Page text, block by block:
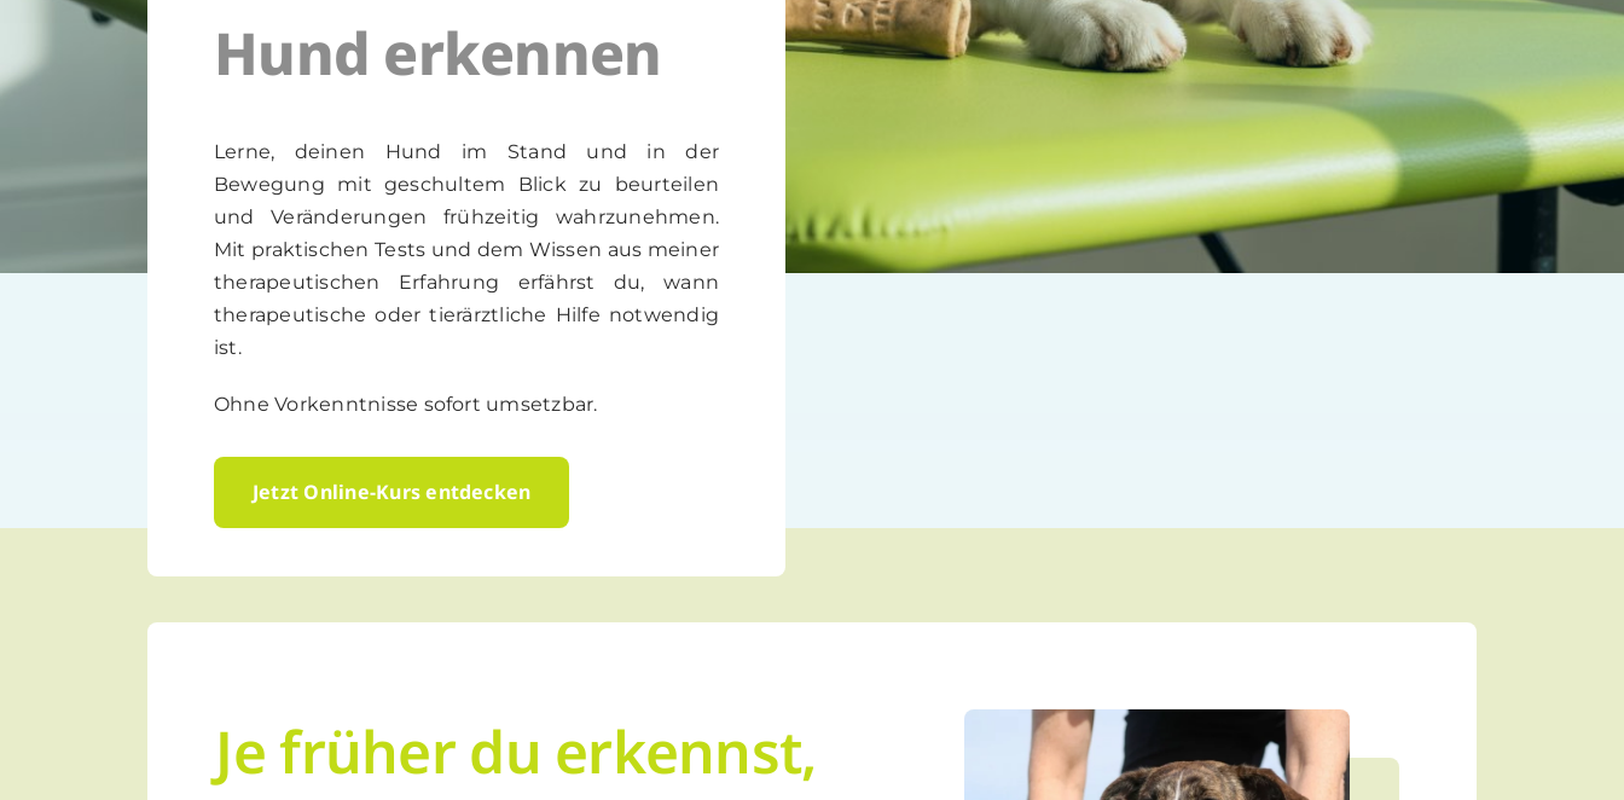
Hund erkennen
Lerne, deinen Hund im Stand und in der
Bewegung mit geschultem Blick zu beurteilen
und Veränderungen frühzeitig wahrzunehmen.
Mit praktischen Tests und dem Wissen aus meiner
therapeutischen Erfahrung erfährst du, wann
therapeutische oder tierärztliche Hilfe notwendig
ist.
Ohne Vorkenntnisse sofort umsetzbar.
Jetzt Online-Kurs entdecken
Je früher du erkennst,